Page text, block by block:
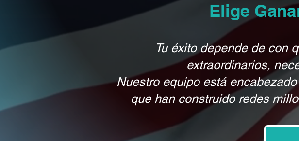
Elige
Tu éxito depende de con
extraordinarios,
Nuestro equipo está
que han construido redes